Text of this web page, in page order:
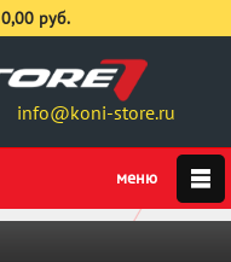
info@koni-store.ru
0,00 руб.